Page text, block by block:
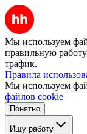
Мы используем
правильную
трафик.
Правила
Мы используем
файлов cookie
Понятно
Ищу работу